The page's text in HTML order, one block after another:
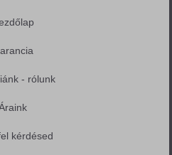
- rólunk
kérdésed